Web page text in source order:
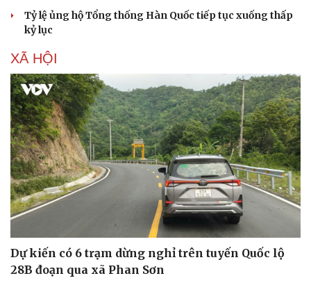
Tỷ lệ ủng hộ Tổng thống Hàn Quốc tiếp tục xuống thấp
kỷ lục
XÃ HỘI
Dự kiến có 6 trạm dừng nghỉ trên tuyến Quốc lộ
28B đoạn qua xã Phan Sơn